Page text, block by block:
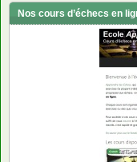
Nos cours d’échecs en